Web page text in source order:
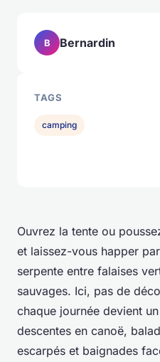
Ouvrez la tente ou
et laissez-vous happer
serpente entre falaises
sauvages. Ici, pas de
chaque journée devient
descentes en canoë,
escarpés et baignades
B Bernardin
TAGS
camping